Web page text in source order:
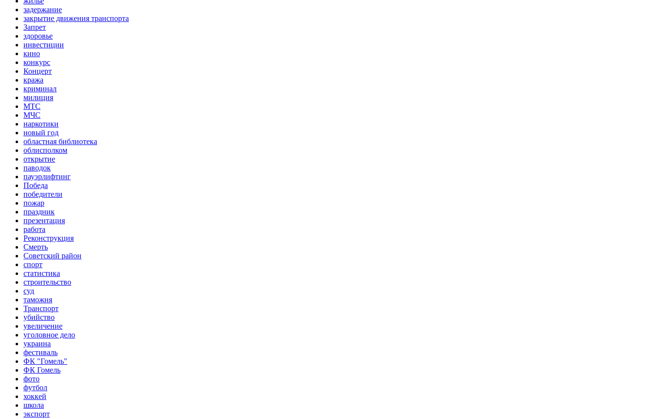
задержание
закрытие движения транспорта
Запрет
здоровье
инвестиции
кино
конкурс
Концерт
кража
криминал
милиция
МТС
МЧС
наркотики
новый год
областная библиотека
облисполком
открытие
паводок
пауэрлифтинг
Победа
победители
пожар
праздник
презентация
работа
Реконструкция
Смерть
Советский район
спорт
статистика
строительство
суд
таможня
Транспорт
убийство
увеличение
уголовное дело
украина
фестиваль
ФК "Гомель"
ФК Гомель
фото
футбол
хоккей
школа
экспорт